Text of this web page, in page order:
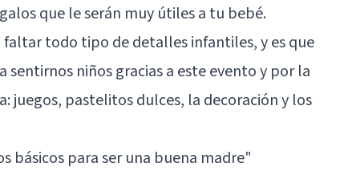
que le serán muy útiles a tu bebé.
todo tipo de detalles infantiles, y es que
niños gracias a este evento y por la
juegos, pastelitos dulces, la decoración y los
básicos para ser una buena madre"